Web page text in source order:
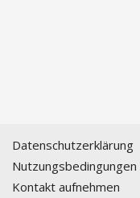
Datenschutzerklärung
Nutzungsbedingungen
Kontakt aufnehmen